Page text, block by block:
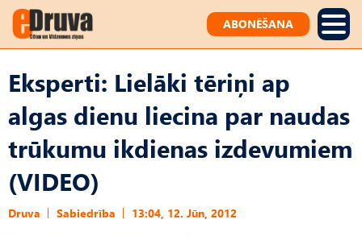
ABONĒŠANA
Eksperti: Lielāki tēriņi ap
algas dienu liecina par naudas
trūkumu ikdienas izdevumiem
(VIDEO)
Druva Sabiedrība 13:04, 12. Jūn, 2012